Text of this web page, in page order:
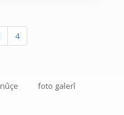
4
nûçe foto galerî